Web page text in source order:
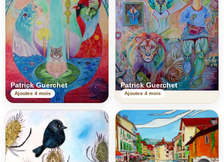
Patrick Guerchet
Ajoutee 4 mois
Patrick Guerchet
Ajoutee 4 mois